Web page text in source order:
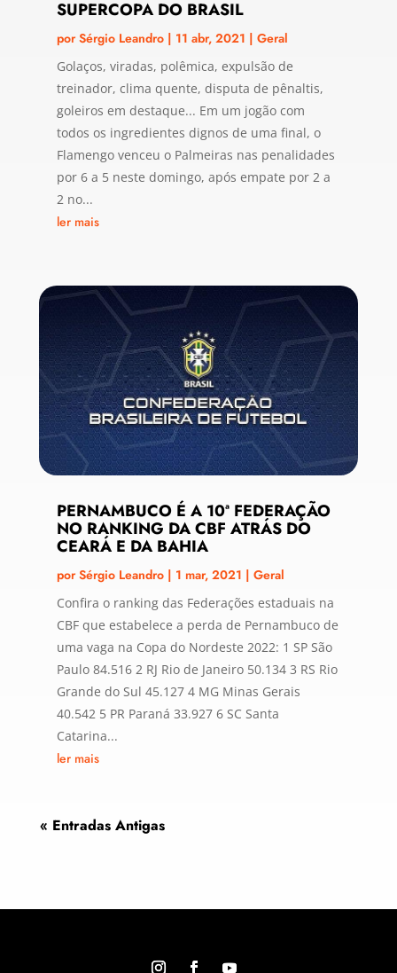
SUPERCOPA DO BRASIL
porSérgio Leandro| 11 abr, 2021 | Geral
Golaços, viradas, polêmica, expulsão de
treinador, clima quente, disputa de pênaltis,
goleiros em destaque... Em um jogão com
todos os ingredientes dignos de uma final, o
Flamengo venceu o Palmeiras nas penalidades
por 6 a 5 neste domingo, após empate por 2 a
2 no...
ler mais
PERNAMBUCO É A 10ª FEDERAÇÃO
NO RANKING DA CBF ATRÁS DO
CEARÁ E DA BAHIA
porSérgio Leandro| 1 mar, 2021 | Geral
Confira o ranking das Federações estaduais na
CBF que estabelece a perda de Pernambuco de
uma vaga na Copa do Nordeste 2022: 1 SP São
Paulo 84.516 2 RJ Rio de Janeiro 50.134 3 RS Rio
Grande do Sul 45.127 4 MG Minas Gerais
40.542 5 PR Paraná 33.927 6 SC Santa
Catarina...
ler mais
« Entradas Antigas